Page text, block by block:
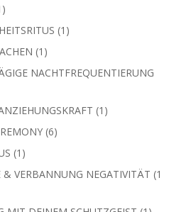
1
Produkt
1 1
1 1
Produkt
NACHTFREQUENTIERUNG
1 1
66
1 1
Produkt
& VERBANNUNG NEGATIVITÄT 1